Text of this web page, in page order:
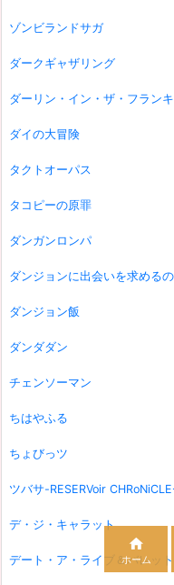
ゾンビランドサガ
ダークギャザリング
ダーリン・イン・ザ・フラン
ダイの大冒険
タクトオーパス
タコピーの原罪
ダンガンロンパ
ダンジョンに出会いを求める
ダンジョン飯
ダンダダン
チェンソーマン
ちはやふる
ちょびっツ
ツバサ-RESERVoir
デ・ジ・キャラット
デート・ア・ライブ＆バレット

ホーム